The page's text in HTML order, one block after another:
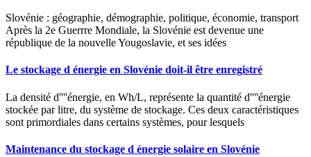
Slovénie : géographie, démographie, politique, économie, transport
Après la 2e Guerrre Mondiale, la Slovénie est devenue une
république de la nouvelle Yougoslavie, et ses idées
Le stockage d énergie en Slovénie doit-il être enregistré
La densité d''''énergie, en Wh/L, représente la quantité d''''énergie
stockée par litre, du système de stockage. Ces deux caractéristiques
sont primordiales dans certains systèmes, pour lesquels
Maintenance du stockage d énergie solaire en Slovénie